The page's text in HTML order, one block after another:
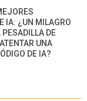
IA: ¿UN MILAGRO
PESADILLA DE
UNA
DE IA?